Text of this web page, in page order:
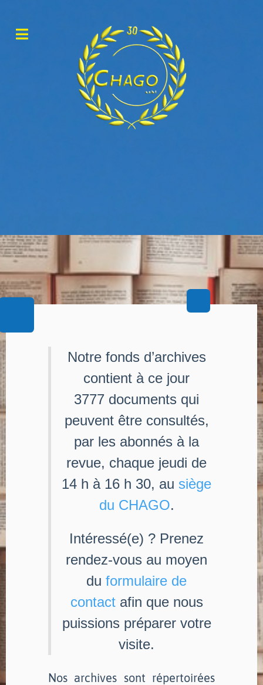
Notre fonds d’archives
contient à ce jour
3777 documents qui
peuvent être consultés,
par les abonnés à la
revue, chaque jeudi de
14 h à 16 h 30, au siège
du CHAGO.
Intéressé(e) ? Prenez
rendez-vous au moyen
du formulaire de
contactafin que nous
puissions préparer votre
visite.
Nos archives sont répertoirées